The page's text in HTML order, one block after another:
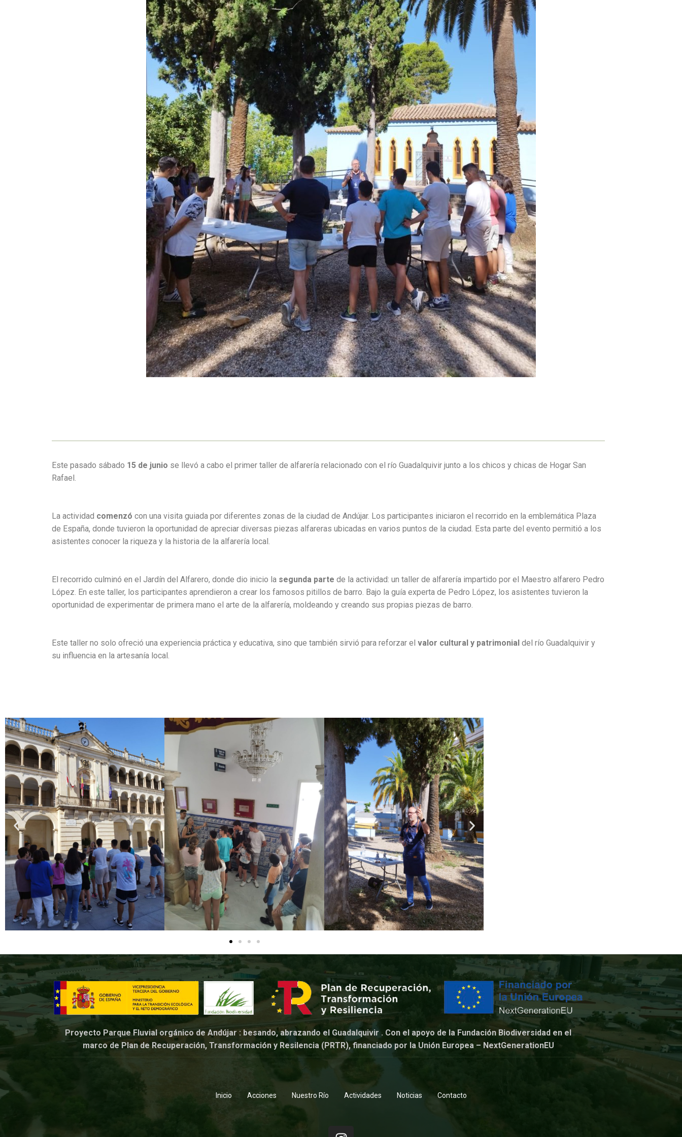
Este pasado sábado 15 de junio se llevó a cabo el primer taller de alfarería relacionado con el río Guadalquivir junto a los chicos y chicas de Hogar San
Rafael.
La actividad comenzó con una visita guiada por diferentes zonas de la ciudad de Andújar. Los participantes iniciaron el recorrido en la emblemática Plaza
de España, donde tuvieron la oportunidad de apreciar diversas piezas alfareras ubicadas en varios puntos de la ciudad. Esta parte del evento permitió a los
asistentes conocer la riqueza y la historia de la alfarería local.
El recorrido culminó en el Jardín del Alfarero, donde dio inicio la segunda parte de la actividad: un taller de alfarería impartido por el Maestro alfarero Pedro
López. En este taller, los participantes aprendieron a crear los famosos pitillos de barro. Bajo la guía experta de Pedro López, los asistentes tuvieron la
oportunidad de experimentar de primera mano el arte de la alfarería, moldeando y creando sus propias piezas de barro.
Este taller no solo ofreció una experiencia práctica y educativa, sino que también sirvió para reforzar el valor cultural y patrimonial del río Guadalquivir y
su influencia en la artesanía local.
Proyecto Parque Fluvial orgánico de Andújar : besando, abrazando el Guadalquivir . Con el apoyo de la Fundación Biodiversidad en el
marco de Plan de Recuperación, Transformación y Resilencia (PRTR), financiado por la Unión Europea – NextGenerationEU
Inicio Acciones Nuestro Río Actividades Noticias Contacto